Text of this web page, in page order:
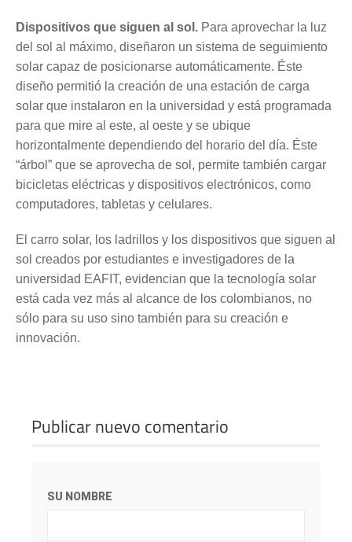
Dispositivos que siguen al sol. Para aprovechar la luz
del sol al máximo, diseñaron un sistema de seguimiento
solar capaz de posicionarse automáticamente. Éste
diseño permitió la creación de una estación de carga
solar que instalaron en la universidad y está programada
para que mire al este, al oeste y se ubique
horizontalmente dependiendo del horario del día. Éste
“árbol” que se aprovecha de sol, permite también cargar
bicicletas eléctricas y dispositivos electrónicos, como
computadores, tabletas y celulares.
El carro solar, los ladrillos y los dispositivos que siguen al
sol creados por estudiantes e investigadores de la
universidad EAFIT, evidencian que la tecnología solar
está cada vez más al alcance de los colombianos, no
sólo para su uso sino también para su creación e
innovación.
Publicar nuevo comentario
SU NOMBRE